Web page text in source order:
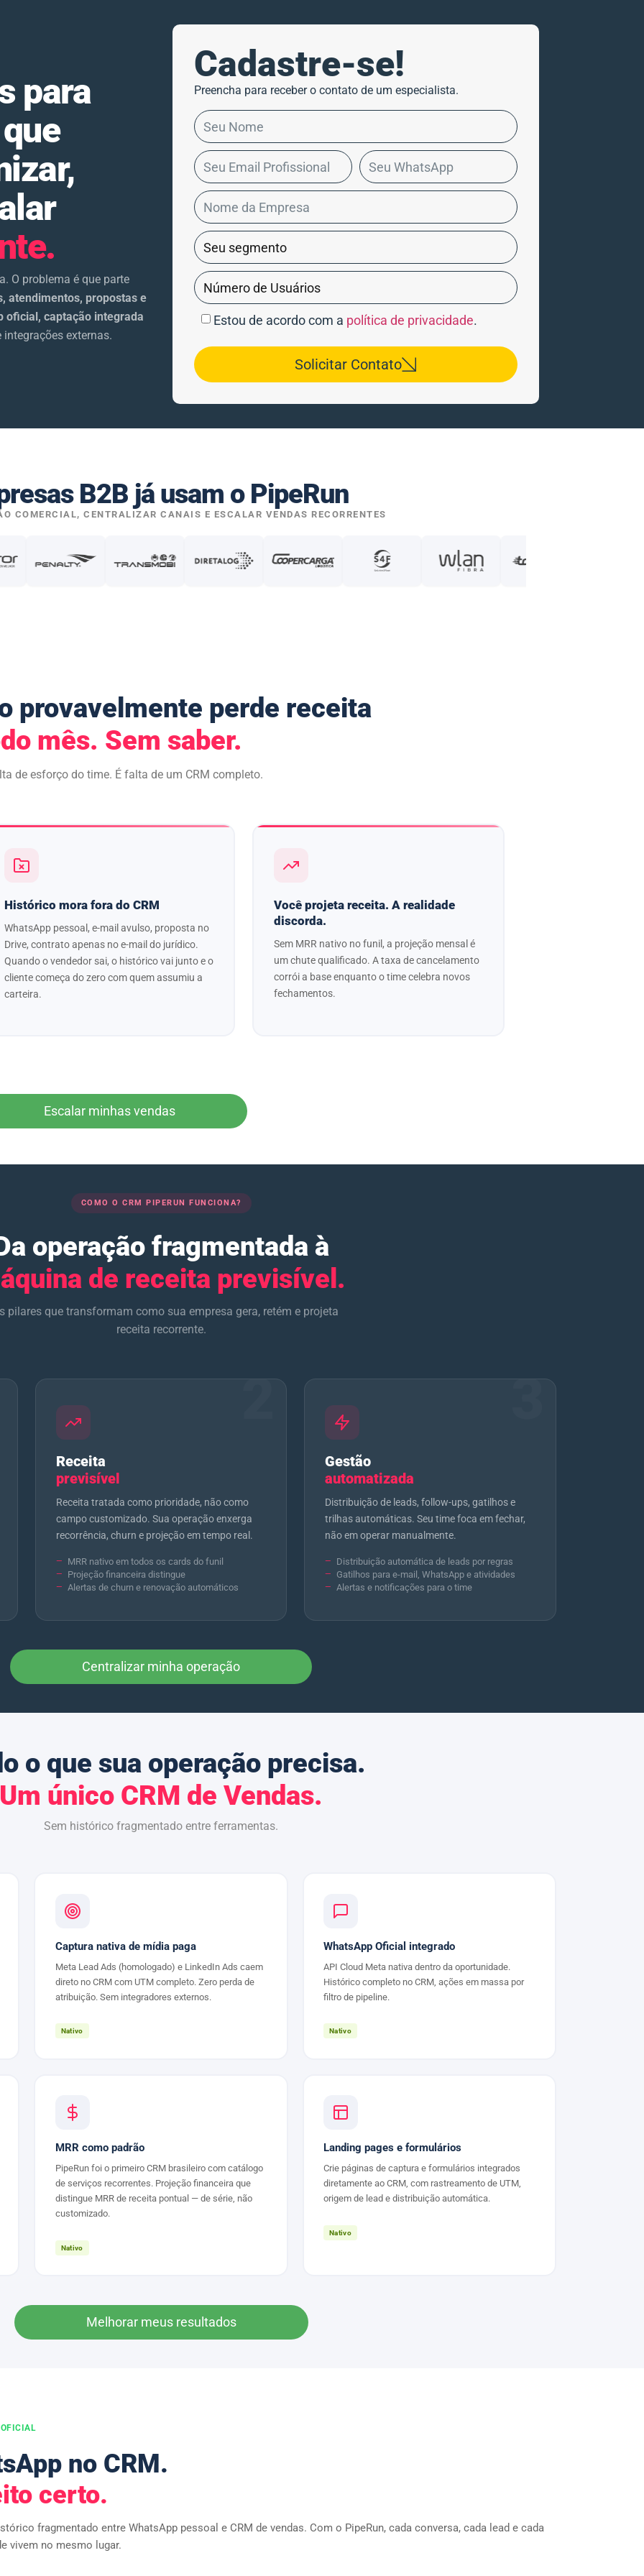
para
O problema é que parte
atendimentos, propostas e
oficial, captação integrada
externas.
Cadastre-se!
Preencha para receber o contato de um especialista.
Estou de acordo com a política de privacidade.
Solicitar Contato
B2B já usam o PipeRun
COMERCIAL, CENTRALIZAR CANAIS E ESCALAR VENDAS RECORRENTES
provavelmente perde receita
mês. Sem saber.
de esforço do time. É falta de um CRM completo.
Histórico mora fora do CRM
WhatsApp pessoal, e-mail avulso, proposta no
Drive, contrato apenas no e-mail do jurídico.
Quando o vendedor sai, o histórico vai junto e o
cliente começa do zero com quem assumiu a
carteira.
Você projeta receita. A realidade
discorda.
Sem MRR nativo no funil, a projeção mensal é
um chute qualificado. A taxa de cancelamento
corrói a base enquanto o time celebra novos
fechamentos.
Escalar minhas vendas
COMO O CRM PIPERUN FUNCIONA?
operação fragmentada à
de receita previsível.
pilares que transformam como sua empresa gera, retém e projeta
receita recorrente.
2
Receita
previsível
Receita tratada como prioridade, não como
campo customizado. Sua operação enxerga
recorrência, churn e projeção em tempo real.
MRR nativo em todos os cards do funil
Projeção financeira distingue
Alertas de churn e renovação automáticos
3
Gestão
automatizada
Distribuição de leads, follow-ups, gatilhos e
trilhas automáticas. Seu time foca em fechar,
não em operar manualmente.
Distribuição automática de leads por regras
Gatilhos para e-mail, WhatsApp e atividades
Alertas e notificações para o time
Centralizar minha operação
o que sua operação precisa.
Um único CRM de Vendas.
Sem histórico fragmentado entre ferramentas.
Captura nativa de mídia paga
Meta Lead Ads (homologado) e LinkedIn Ads caem
direto no CRM com UTM completo. Zero perda de
atribuição. Sem integradores externos.
Nativo
WhatsApp Oficial integrado
API Cloud Meta nativa dentro da oportunidade.
Histórico completo no CRM, ações em massa por
filtro de pipeline.
Nativo
MRR como padrão
PipeRun foi o primeiro CRM brasileiro com catálogo
de serviços recorrentes. Projeção financeira que
distingue MRR de receita pontual — de série, não
customizado.
Nativo
Landing pages e formulários
Crie páginas de captura e formulários integrados
diretamente ao CRM, com rastreamento de UTM,
origem de lead e distribuição automática.
Nativo
Melhorar meus resultados
no CRM.
certo.
fragmentado entre WhatsApp pessoal e CRM de vendas. Com o PipeRun, cada conversa, cada lead e cada
vivem no mesmo lugar.